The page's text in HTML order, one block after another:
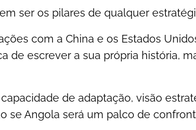
ser os pilares de qualquer
com a China e os Estados
de escrever a sua própria história,
de adaptação, visão
se Angola será um palco de